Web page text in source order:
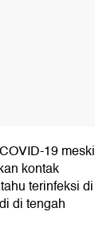
19 meski
kontak
terinfeksi di
di tengah